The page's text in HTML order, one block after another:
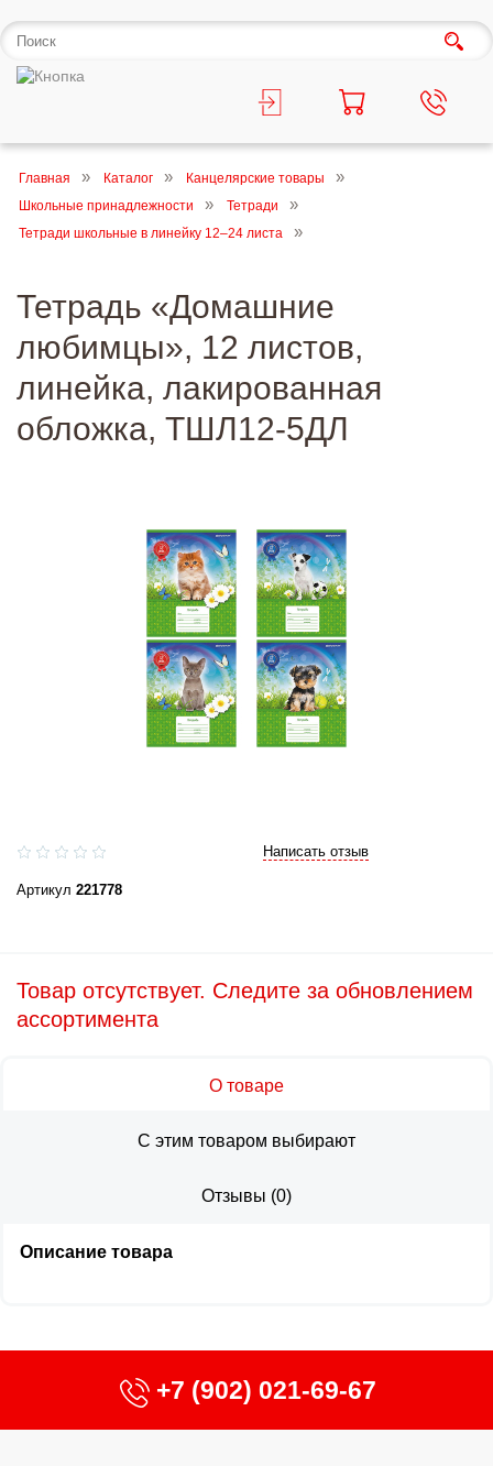
Главная Каталог
Канцелярские товары
Школьные принадлежности
Тетради
Тетради школьные в линейку 12–24 листа
Тетрадь «Домашние
любимцы», 12 листов,
линейка, лакированная
обложка, ТШЛ12-5ДЛ
Написать отзыв
Артикул 221778
Товар отсутствует. Следите за обновлением
ассортимента
О товаре
С этим товаром выбирают
Отзывы (0)
Описание товара
+7 (902) 021-69-67